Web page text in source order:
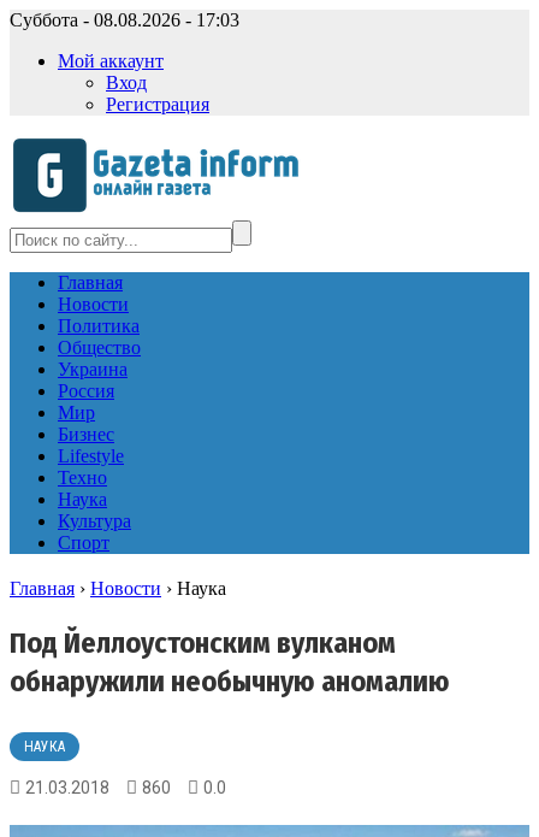
Суббота - 08.08.2026 - 17:03
Мой аккаунт
Вход
Регистрация
Главная
Новости
Политика
Общество
Украина
Россия
Мир
Бизнес
Lifestyle
Техно
Наука
Культура
Спорт
Главная › Новости › Наука
Под Йеллоустонским вулканом
обнаружили необычную аномалию
НАУКА
21.03.2018 860 0.0